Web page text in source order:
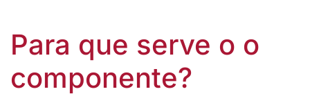
Para que serve o o
componente?